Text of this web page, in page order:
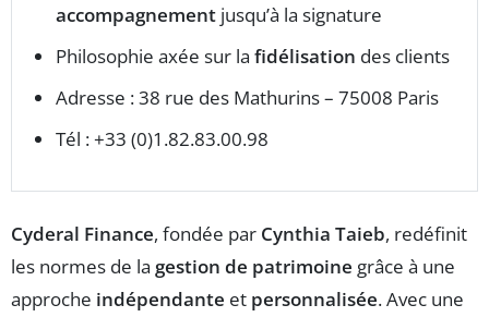
accompagnement jusqu’à la signature
Philosophie axée sur la fidélisation des clients
Adresse : 38 rue des Mathurins – 75008 Paris
Tél : +33 (0)1.82.83.00.98
Cyderal Finance, fondée par Cynthia Taieb, redéfinit
les normes de la gestion de patrimoine grâce à une
approche indépendante et personnalisée. Avec une